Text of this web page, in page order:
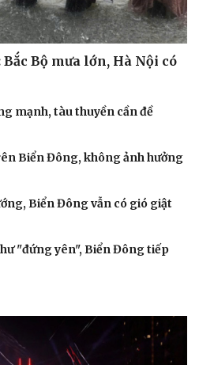
Bộ mưa lớn, Hà Nội có
mạnh, tàu thuyền cần đề
Biển Đông, không ảnh hưởng
Biển Đông vẫn có gió giật
"đứng yên", Biển Đông tiếp